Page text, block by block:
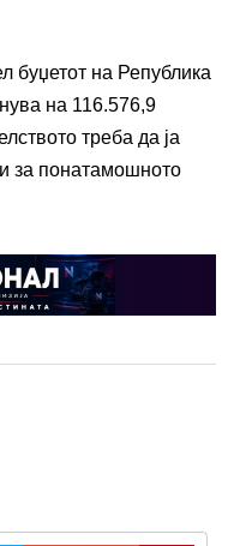
буџетот на Република
на 116.576,9
треба да ја
за понатамошното